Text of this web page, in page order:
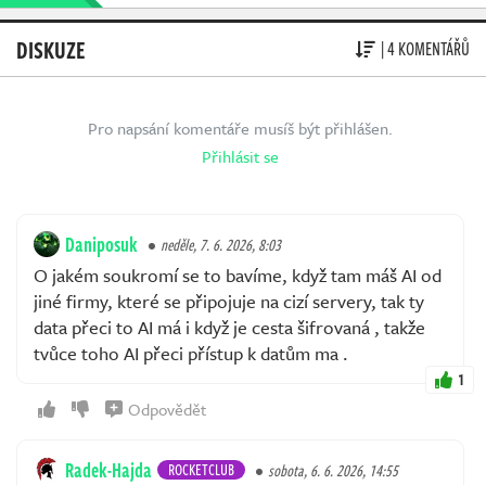
DISKUZE | 4 KOMENTÁŘŮ
Pro napsání komentáře musíš být přihlášen.
Přihlásit se
Daniposuk neděle, 7. 6. 2026, 8:03
O jakém soukromí se to bavíme, když tam máš AI od
jiné firmy, které se připojuje na cizí servery, tak ty
data přeci to AI má i když je cesta šifrovaná , takže
tvůce toho AI přeci přístup k datům ma .
1
Odpovědět
Radek-Hajda ROCKETCLUB sobota, 6. 6. 2026, 14:55